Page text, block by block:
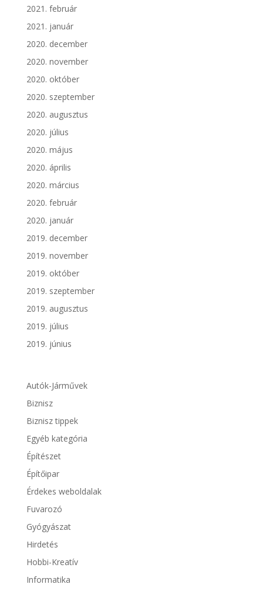
2021. február
2021. január
2020. december
2020. november
2020. október
2020. szeptember
2020. augusztus
2020. július
2020. május
2020. április
2020. március
2020. február
2020. január
2019. december
2019. november
2019. október
2019. szeptember
2019. augusztus
2019. július
2019. június
Autók-Járművek
Biznisz
Biznisz tippek
Egyéb kategória
Építészet
Építőipar
Érdekes weboldalak
Fuvarozó
Gyógyászat
Hirdetés
Hobbi-Kreatív
Informatika